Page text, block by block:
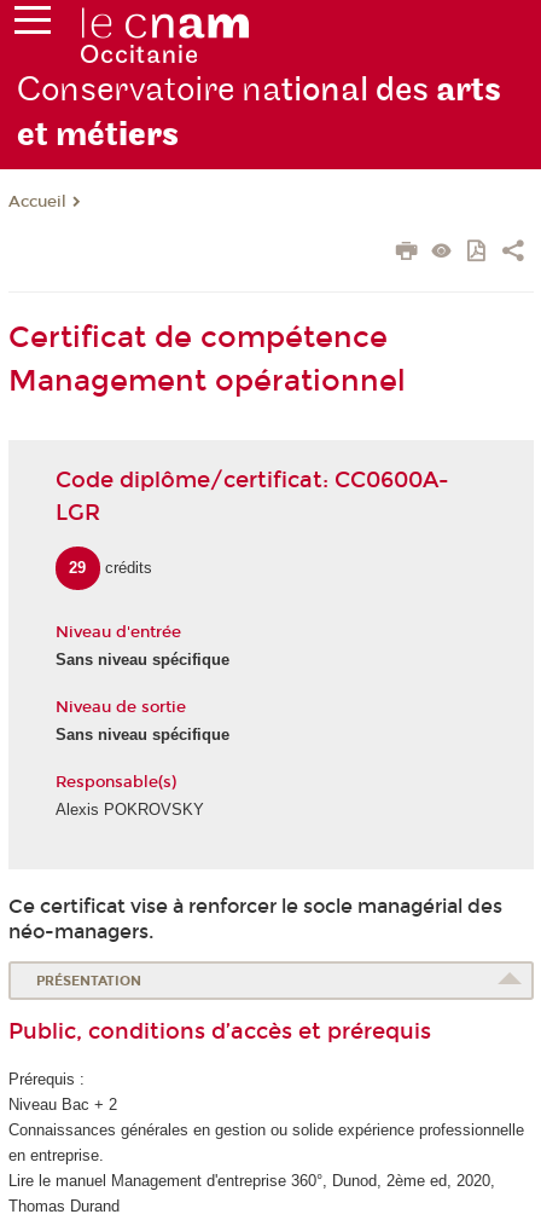
Conservatoire national des arts
et métiers
Accueil
Certificat de compétence
Management opérationnel
Code diplôme/certificat: CC0600A-
LGR
29 crédits
Niveau d'entrée
Sans niveau spécifique
Niveau de sortie
Sans niveau spécifique
Responsable(s)
Alexis POKROVSKY
Ce certificat vise à renforcer le socle managérial des
néo-managers.
PRÉSENTATION
Public, conditions d’accès et prérequis
Prérequis :
Niveau Bac + 2
Connaissances générales en gestion ou solide expérience professionnelle
en entreprise.
Lire le manuel Management d'entreprise 360°, Dunod, 2ème ed, 2020,
Thomas Durand